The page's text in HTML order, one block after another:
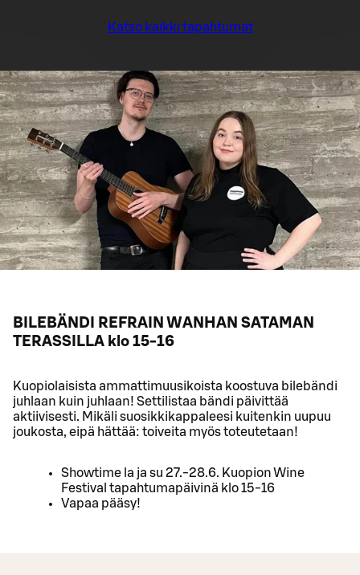
Katso kaikki tapahtumat
BILEBÄNDI REFRAIN WANHAN SATAMAN
TERASSILLA klo 15-16
Kuopiolaisista ammattimuusikoista koostuva bilebändi
juhlaan kuin juhlaan! Settilistaa bändi päivittää
aktiivisesti. Mikäli suosikkikappaleesi kuitenkin uupuu
joukosta, eipä hättää: toiveita myös toteutetaan!
Showtime la ja su 27.-28.6. Kuopion Wine
Festival tapahtumapäivinä klo 15-16
Vapaa pääsy!